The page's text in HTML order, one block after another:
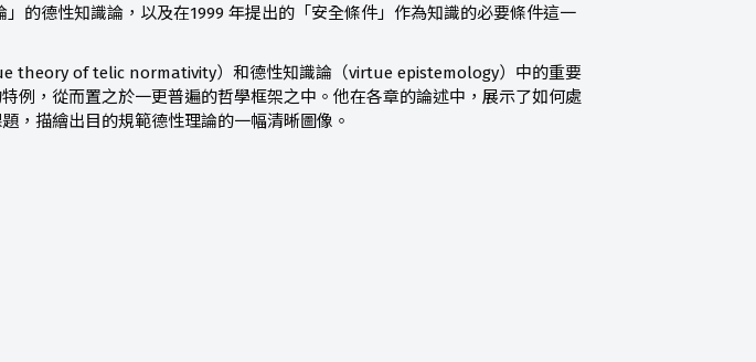
的德性知識論，以及在1999 年提出的「安全條件」作為知識的必要條件這一
theory of telic normativity）和德性知識論（virtue epistemology）中的重要
例，從而置之於一更普遍的哲學框架之中。他在各章的論述中，展示了如何處
，描繪出目的規範德性理論的一幅清晰圖像。